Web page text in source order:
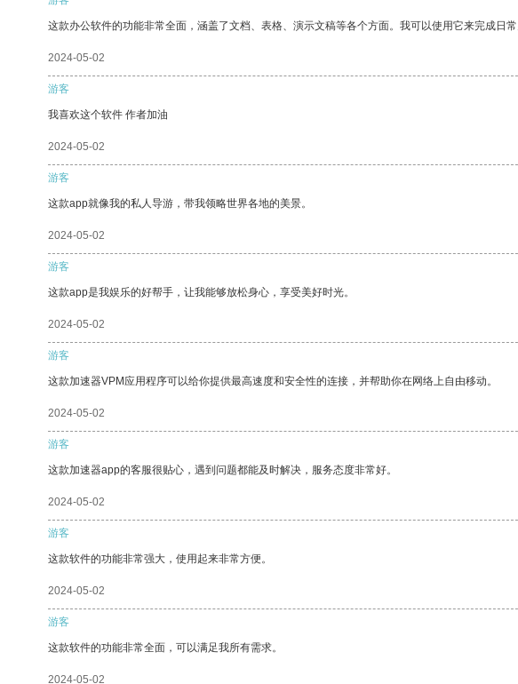
这款办公软件的功能非常全面，涵盖了文档、表格、演示文稿等各个方面。我可以使用它来完成日常
2024-05-02
游客
我喜欢这个软件 作者加油
2024-05-02
游客
这款app就像我的私人导游，带我领略世界各地的美景。
2024-05-02
游客
这款app是我娱乐的好帮手，让我能够放松身心，享受美好时光。
2024-05-02
游客
这款加速器VPM应用程序可以给你提供最高速度和安全性的连接，并帮助你在网络上自由移动。
2024-05-02
游客
这款加速器app的客服很贴心，遇到问题都能及时解决，服务态度非常好。
2024-05-02
游客
这款软件的功能非常强大，使用起来非常方便。
2024-05-02
游客
这款软件的功能非常全面，可以满足我所有需求。
2024-05-02